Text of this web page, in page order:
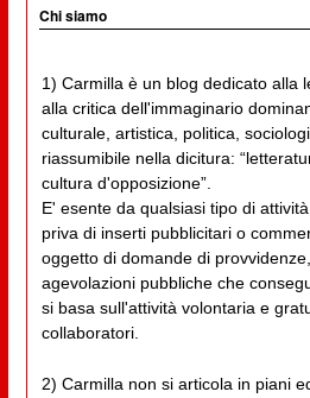
Chi siamo
1) Carmilla è un blog dedicato alla
alla critica dell'immaginario
culturale, artistica, politica,
riassumibile nella dicitura:
cultura d'opposizione”.
E' esente da qualsiasi tipo di
priva di inserti pubblicitari o
oggetto di domande di
agevolazioni pubbliche che
si basa sull'attività volontaria e
collaboratori.
2) Carmilla non si articola in piani